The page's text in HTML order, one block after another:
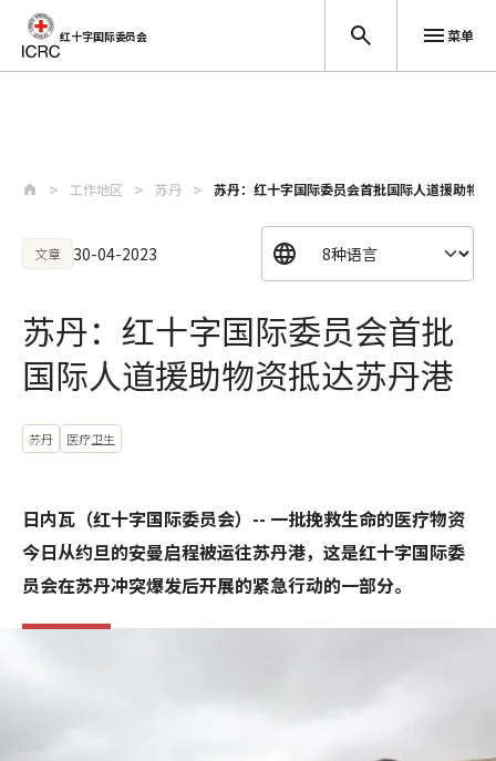
红十字国际委员会 菜单
工作地区 苏丹 苏丹：红十字国际委员会首批国际人道援助物
文章 30-04-2023
苏丹：红十字国际委员会首批
国际人道援助物资抵达苏丹港
苏丹 医疗卫生
日内瓦（红十字国际委员会）-- 一批挽救生命的医疗物资
今日从约旦的安曼启程被运往苏丹港，这是红十字国际委
员会在苏丹冲突爆发后开展的紧急行动的一部分。